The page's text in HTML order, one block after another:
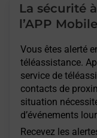
La sécurité
l’APP
Vous êtes alerté
téléassistance.
service de
contacts de
situation
d’événements
Recevez les